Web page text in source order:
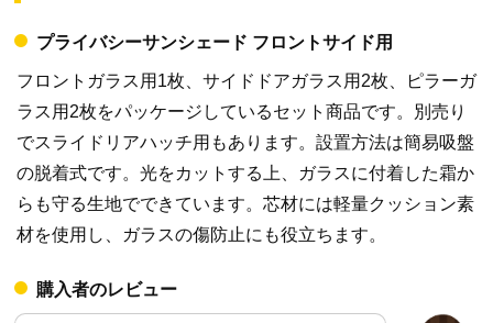
プライバシーサンシェード フロントサイド用
フロントガラス用1枚、サイドドアガラス用2枚、ピラーガ
ラス用2枚をパッケージしているセット商品です。別売り
でスライドリアハッチ用もあります。設置方法は簡易吸盤
の脱着式です。光をカットする上、ガラスに付着した霜か
らも守る生地でできています。芯材には軽量クッション素
材を使用し、ガラスの傷防止にも役立ちます。
購入者のレビュー